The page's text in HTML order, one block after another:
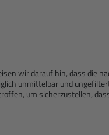
wir darauf hin, dass die
unmittelbar und
um sicherzustellen,